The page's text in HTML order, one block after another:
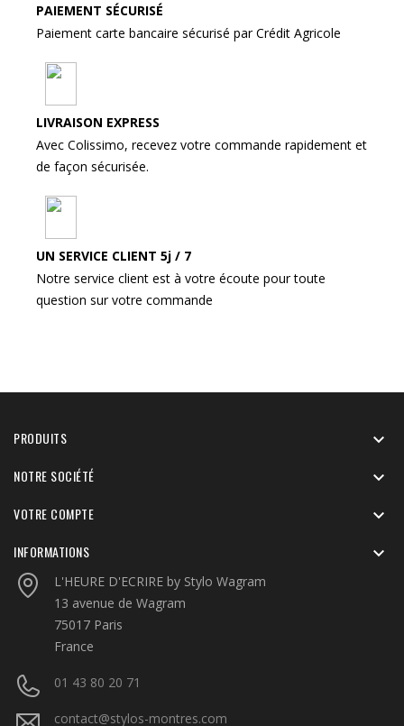
PAIEMENT SÉCURISÉ
Paiement carte bancaire sécurisé par Crédit Agricole
LIVRAISON EXPRESS
Avec Colissimo, recevez votre commande rapidement et
de façon sécurisée.
UN SERVICE CLIENT 5j / 7
Notre service client est à votre écoute pour toute
question sur votre commande
PRODUITS 
NOTRE SOCIÉTÉ 
VOTRE COMPTE 
INFORMATIONS 
L'HEURE D'ECRIRE by Stylo Wagram
13 avenue de Wagram
75017 Paris
France
01 43 80 20 71
contact@stylos-montres.com